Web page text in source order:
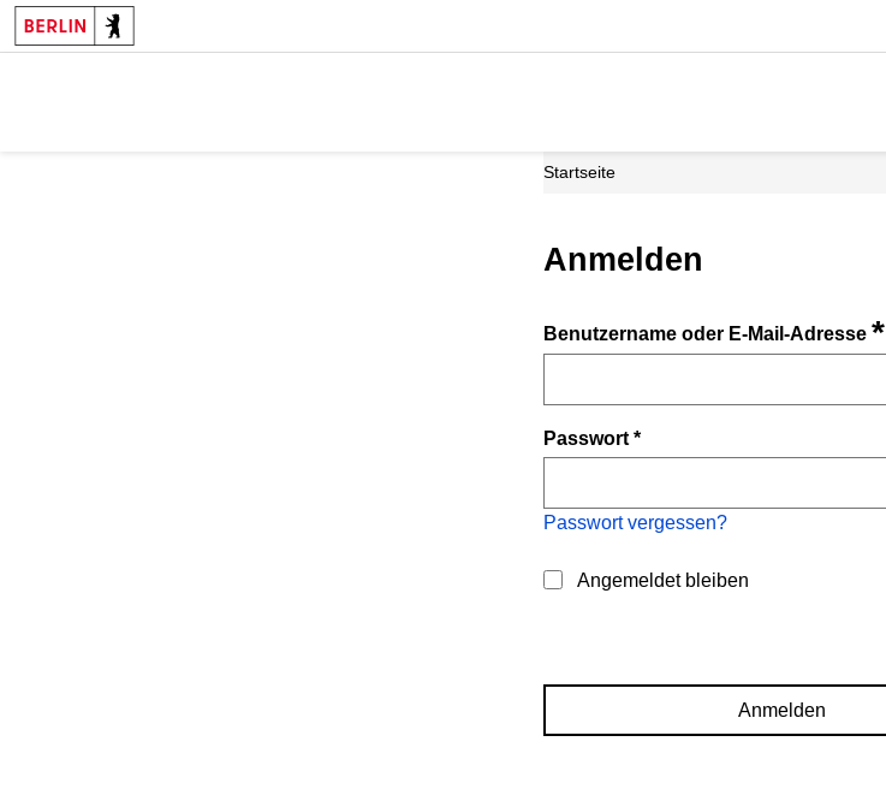
Startseite
Anmelden
Benutzername oder E-Mail-Adresse*
Passwort*
Passwort vergessen?
Angemeldet bleiben
Anmelden